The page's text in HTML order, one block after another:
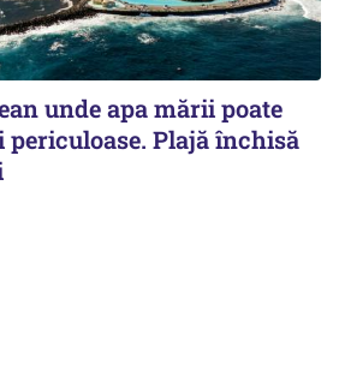
unde apa mării poate
periculoase. Plajă închisă